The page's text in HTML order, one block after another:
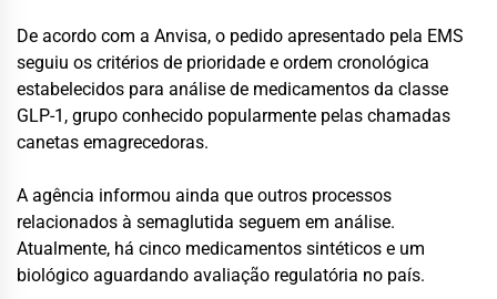
De acordo com a Anvisa, o pedido apresentado pela EMS
seguiu os critérios de prioridade e ordem cronológica
estabelecidos para análise de medicamentos da classe
GLP-1, grupo conhecido popularmente pelas chamadas
canetas emagrecedoras.
A agência informou ainda que outros processos
relacionados à semaglutida seguem em análise.
Atualmente, há cinco medicamentos sintéticos e um
biológico aguardando avaliação regulatória no país.